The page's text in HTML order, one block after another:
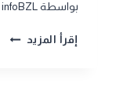
بواسطة infoBZL
إقرأ المزيد كشف